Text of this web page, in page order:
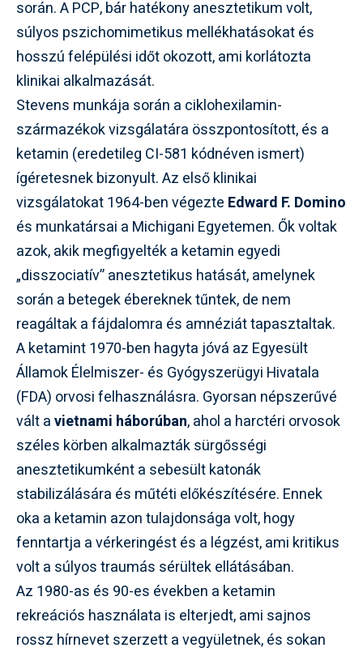
során. A PCP, bár hatékony anesztetikum volt,
súlyos pszichomimetikus mellékhatásokat és
hosszú felépülési időt okozott, ami korlátozta
klinikai alkalmazását.
Stevens munkája során a ciklohexilamin-
származékok vizsgálatára összpontosított, és a
ketamin (eredetileg CI-581 kódnéven ismert)
ígéretesnek bizonyult. Az első klinikai
vizsgálatokat 1964-ben végezte Edward F. Domino
és munkatársai a Michigani Egyetemen. Ők voltak
azok, akik megfigyelték a ketamin egyedi
„disszociatív” anesztetikus hatását, amelynek
során a betegek ébereknek tűntek, de nem
reagáltak a fájdalomra és amnéziát tapasztaltak.
A ketamint 1970-ben hagyta jóvá az Egyesült
Államok Élelmiszer- és Gyógyszerügyi Hivatala
(FDA) orvosi felhasználásra. Gyorsan népszerűvé
vált avietnami háborúban, ahol a harctéri orvosok
széles körben alkalmazták sürgősségi
anesztetikumként a sebesült katonák
stabilizálására és műtéti előkészítésére. Ennek
oka a ketamin azon tulajdonsága volt, hogy
fenntartja a vérkeringést és a légzést, ami kritikus
volt a súlyos traumás sérültek ellátásában.
Az 1980-as és 90-es években a ketamin
rekreációs használata is elterjedt, ami sajnos
rossz hírnevet szerzett a vegyületnek, és sokan